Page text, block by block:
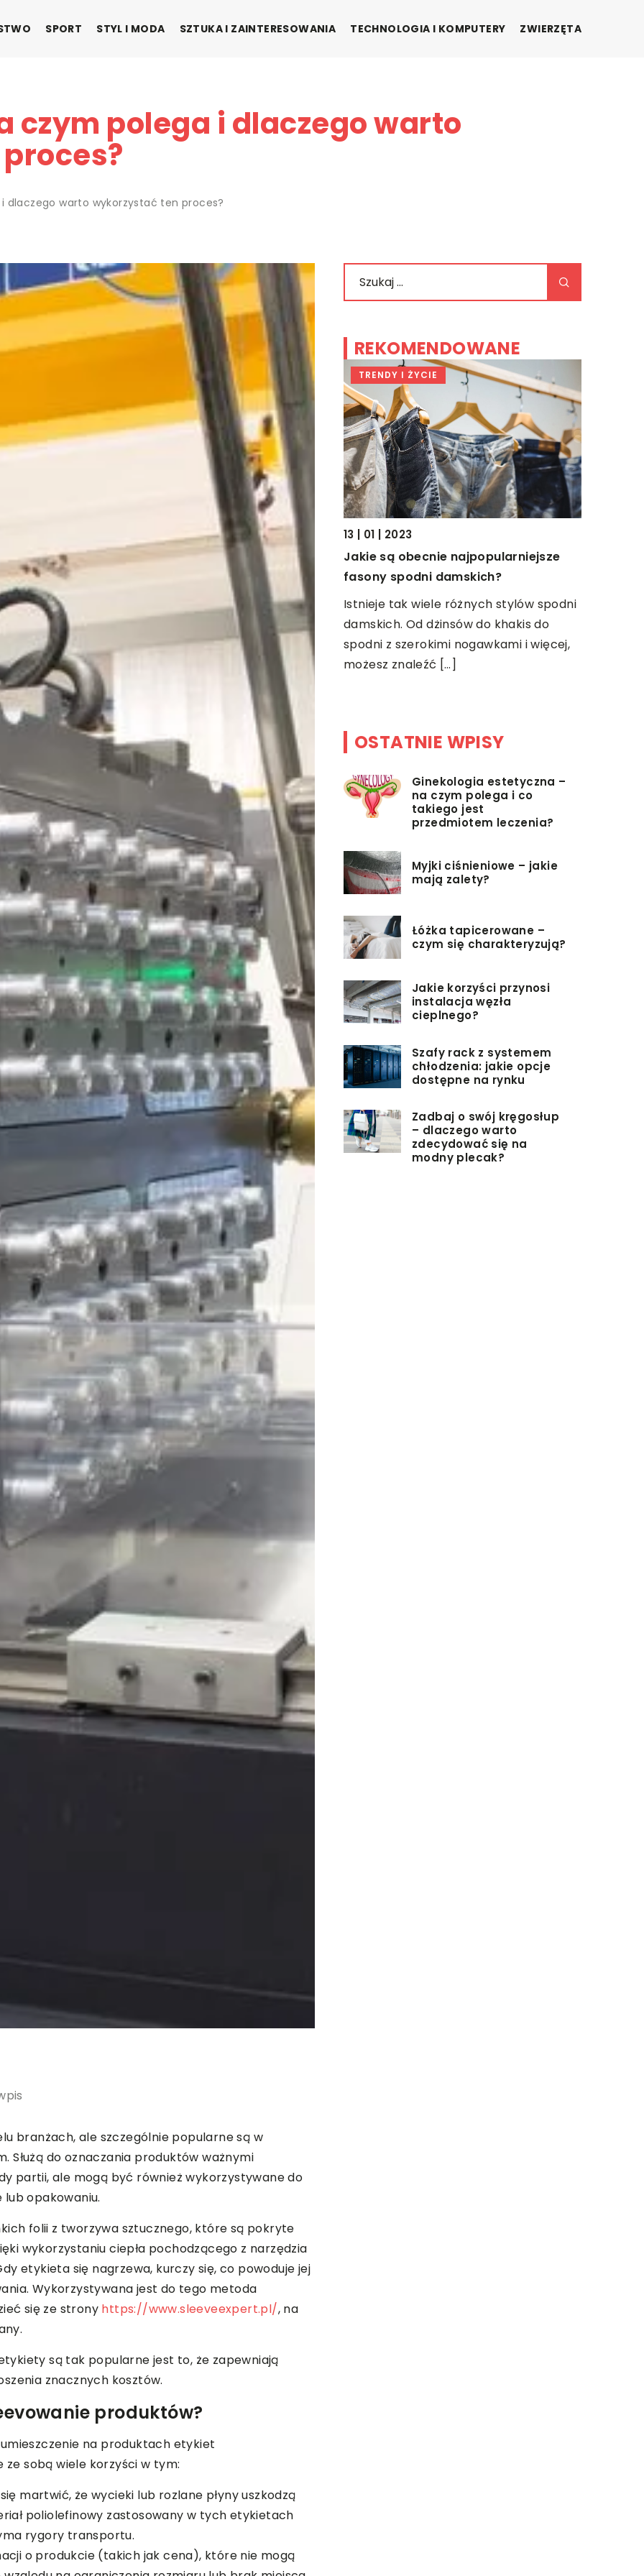
SPORT STYL I MODA SZTUKA I ZAINTERESOWANIA TECHNOLOGIA I KOMPUTERY ZWIERZĘTA
czym polega i dlaczego warto
dlaczego warto wykorzystać ten proces?
branżach, ale szczególnie popularne są w
do oznaczania produktów ważnymi
partii, ale mogą być również wykorzystywane do
opakowaniu.
folii z tworzywa sztucznego, które są pokryte
wykorzystaniu ciepła pochodzącego z narzędzia
etykieta się nagrzewa, kurczy się, co powoduje jej
Wykorzystywana jest do tego metoda
się ze strony https://www.sleeveexpert.pl/, na
są tak popularne jest to, że zapewniają
znacznych kosztów.
produktów?
na produktach etykiet
ze sobą wiele korzyści w tym:
martwić, że wycieki lub rozlane płyny uszkodzą
poliolefinowy zastosowany w tych etykietach
rygory transportu.
o produkcie (takich jak cena), które nie mogą
REKOMENDOWANE
usługi są przez
którzy
konstrukcje.
meble i
BIZNES & RYNEK & FINANSE
Jak efektywniej zarządzać swoją
Skuteczne zarządzanie firmą odgrywa
istotną rolę w sukcesie każdego
przedsiębiorstwa. Przekłada się na
komfort pracy, wizerunek firmy, a w
TRENDY I ŻYCIE
13 | 01 | 2023
Jakie są obecnie najpopularniejsze
fasony spodni damskich?
Istnieje tak wiele różnych stylów spodni
damskich. Od dżinsów do khakis do
spodni z szerokimi nogawkami i więcej,
możesz znaleźć […]
OSTATNIE WPISY
Ginekologia estetyczna –
na czym polega i co
takiego jest
przedmiotem leczenia?
Myjki ciśnieniowe – jakie
mają zalety?
Łóżka tapicerowane –
czym się charakteryzują?
Jakie korzyści przynosi
instalacja węzła
cieplnego?
Szafy rack z systemem
chłodzenia: jakie opcje
dostępne na rynku
Zadbaj o swój kręgosłup
– dlaczego warto
zdecydować się na
modny plecak?